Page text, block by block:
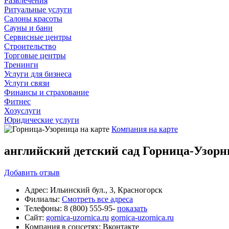
Ритуальные услуги
Салоны красоты
Сауны и бани
Сервисные центры
Строительство
Торговые центры
Тренинги
Услуги для бизнеса
Услуги связи
Финансы и страхование
Фитнес
Хозуслуги
Юридические услуги
Компания на карте
английский детский сад Горница-
Добавить отзыв
Адрес: Ильинский бул., 3, Красногорск
Филиалы: Смотреть все адреса
Телефоны: 8 (800) 555-95- показать
Сайт: gornica-uzornica.ru gornica-uzornica.ru
Компания в соцсетях: Вконтакте